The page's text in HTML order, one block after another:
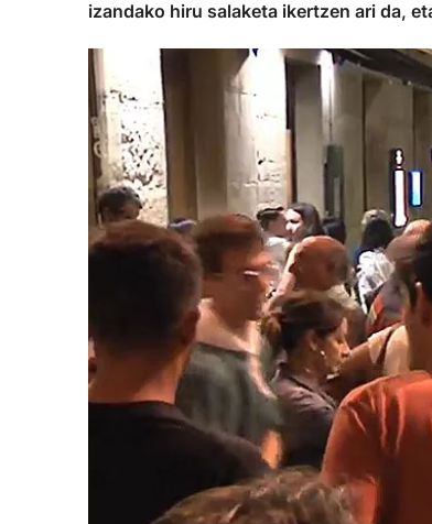
izandako hiru salaketa ikertzen ari da,